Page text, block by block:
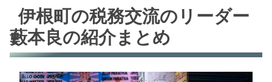
伊根町の税務交流のリーダー
藪本良の紹介まとめ